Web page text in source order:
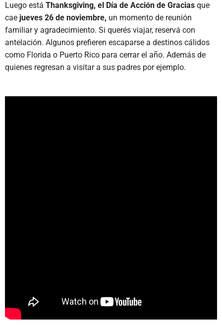
Luego está Thanksgiving, el Día de Acción de Gracias que
cae jueves 26 de noviembre, un momento de reunión
familiar y agradecimiento. Si querés viajar, reservá con
antelación. Algunos prefieren escaparse a destinos cálidos
como Florida o Puerto Rico para cerrar el año. Además de
quienes regresan a visitar a sus padres por ejemplo.